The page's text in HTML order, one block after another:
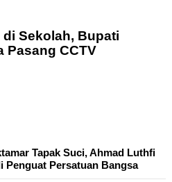
Sekolah, Bupati
Pasang CCTV
Tapak Suci, Ahmad Luthfi
Penguat Persatuan Bangsa